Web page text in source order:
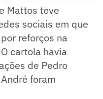
Mattos teve
sociais em que
reforços na
cartola havia
de Pedro
foram